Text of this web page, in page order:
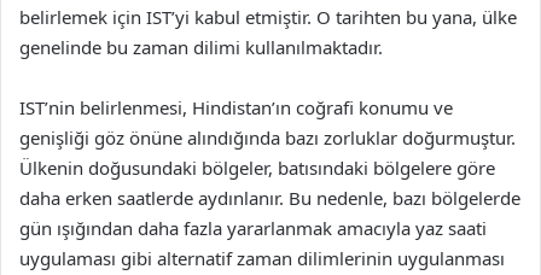
belirlemek için IST’yi kabul etmiştir. O tarihten bu yana, ülke
genelinde bu zaman dilimi kullanılmaktadır.
IST’nin belirlenmesi, Hindistan’ın coğrafi konumu ve
genişliği göz önüne alındığında bazı zorluklar doğurmuştur.
Ülkenin doğusundaki bölgeler, batısındaki bölgelere göre
daha erken saatlerde aydınlanır. Bu nedenle, bazı bölgelerde
gün ışığından daha fazla yararlanmak amacıyla yaz saati
uygulaması gibi alternatif zaman dilimlerinin uygulanması